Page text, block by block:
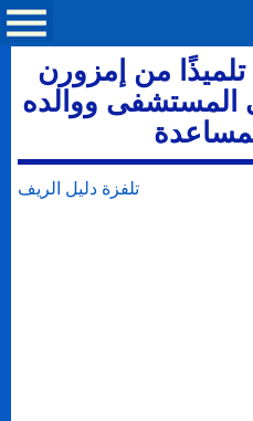
من إمزورن
المستشفى ووالده
تلفزة دليل الريف